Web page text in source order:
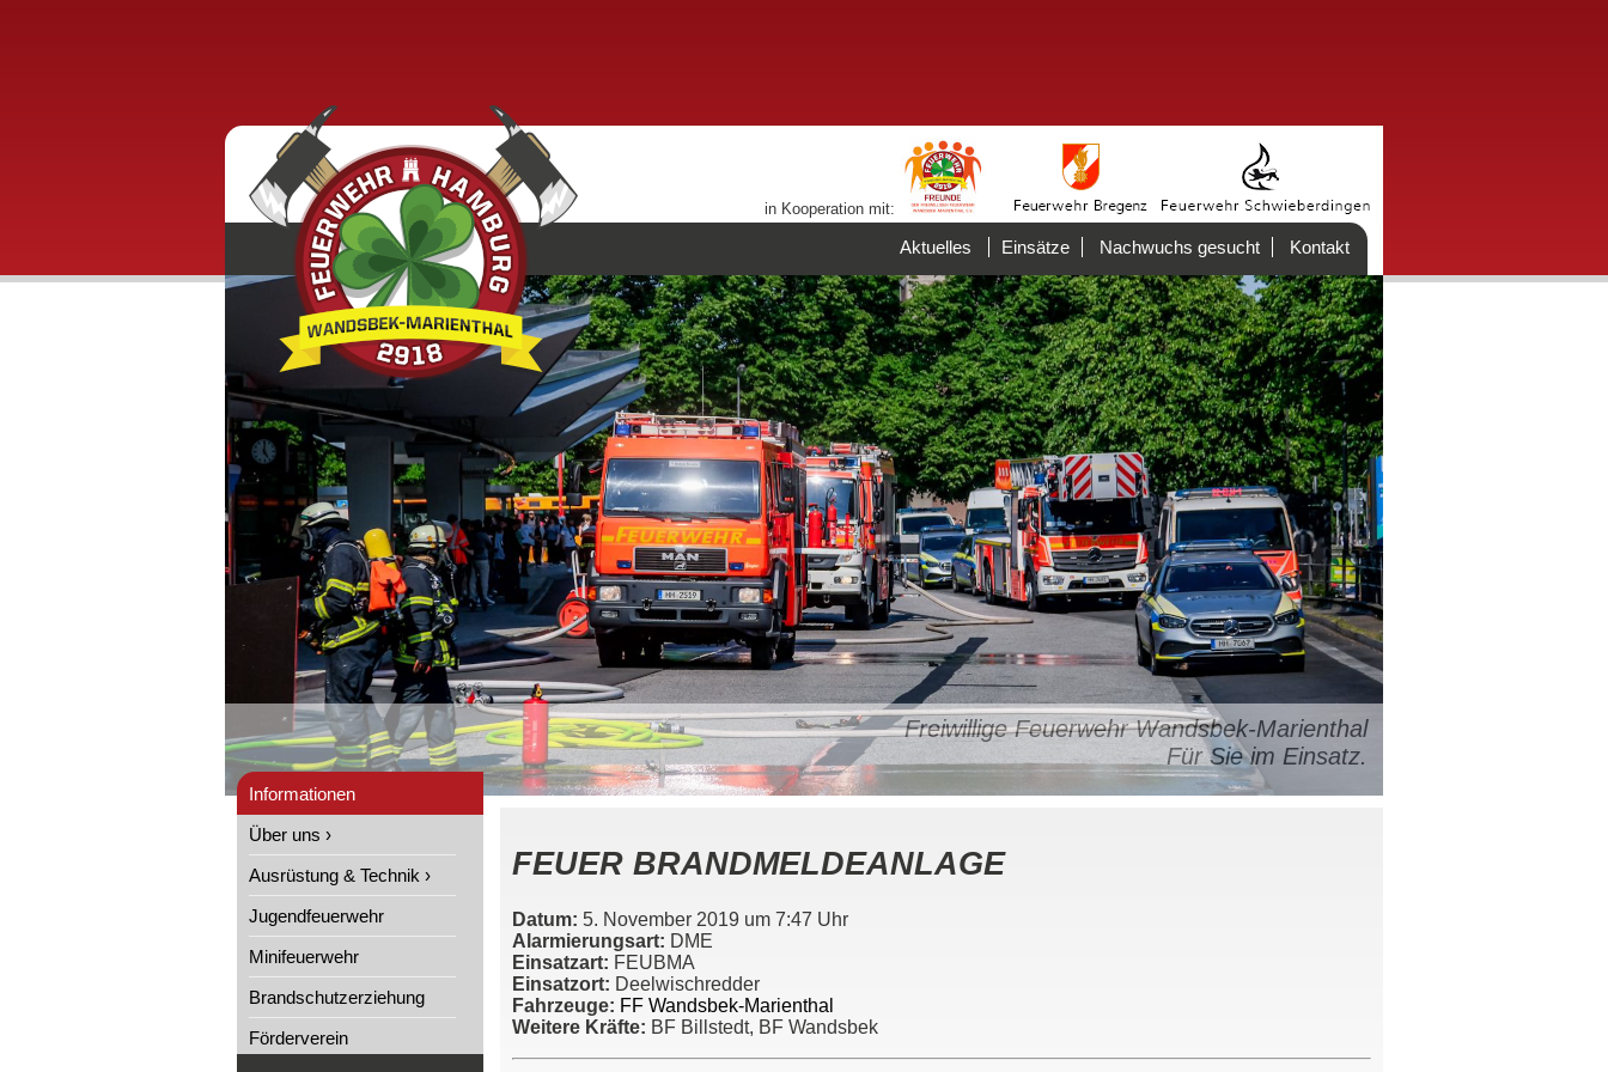
in Kooperation mit:
Aktuelles Einsätze Nachwuchs gesucht Kontakt
Freiwillige Feuerwehr Wandsbek-Marienthal
Für Sie im Einsatz.
Informationen
Über uns ›
Ausrüstung & Technik ›
Jugendfeuerwehr
Minifeuerwehr
Brandschutzerziehung
Förderverein
FEUER BRANDMELDEANLAGE
Datum: 5. November 2019 um 7:47 Uhr
Alarmierungsart: DME
Einsatzart: FEUBMA
Einsatzort: Deelwischredder
Fahrzeuge: FF Wandsbek-Marienthal
Weitere Kräfte: BF Billstedt, BF Wandsbek